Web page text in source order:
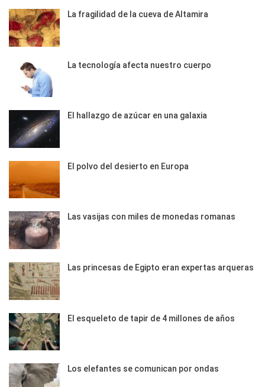
La fragilidad de la cueva de Altamira
La tecnología afecta nuestro cuerpo
El hallazgo de azúcar en una galaxia
El polvo del desierto en Europa
Las vasijas con miles de monedas romanas
Las princesas de Egipto eran expertas arqueras
El esqueleto de tapir de 4 millones de años
Los elefantes se comunican por ondas